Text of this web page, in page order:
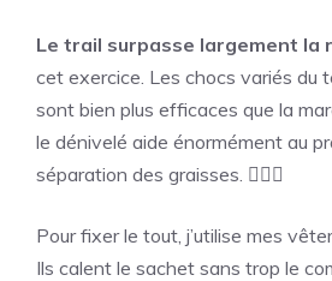
Le trail surpasse largement la
cet exercice. Les chocs variés du
sont bien plus efficaces que la
le dénivelé aide énormément au
séparation des graisses. 🏃🏻‍♂️
Pour fixer le tout, j’utilise mes
Ils calent le sachet sans trop le